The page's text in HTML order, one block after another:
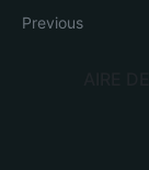
Previous